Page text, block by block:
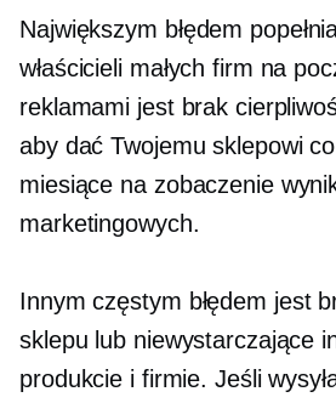
Największym błędem
właścicieli małych firm na
reklamami jest brak
aby dać Twojemu sklepowi
miesiące na zobaczenie
marketingowych.
Innym częstym błędem jest
sklepu lub niewystarczające
produkcie i firmie. Jeśli